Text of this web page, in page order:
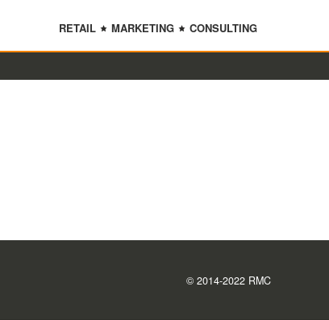
RETAIL MARKETING CONSULTING
© 2014-2022 RMC